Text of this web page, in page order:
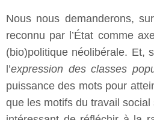
Nous nous demanderons,
reconnu par l’État comme
(bio)politique néolibérale. Et,
l’expression des classes
puissance des mots pour
que les motifs du travail